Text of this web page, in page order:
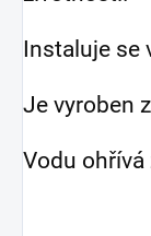
Instaluje se
Je vyroben
Vodu